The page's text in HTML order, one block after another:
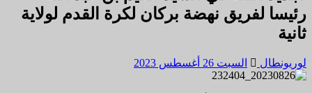
رئيسا لفريق نهضة بركان لكرة القدم لولاية
ثانية
لوريونطال السبت 26 أغسطس 2023